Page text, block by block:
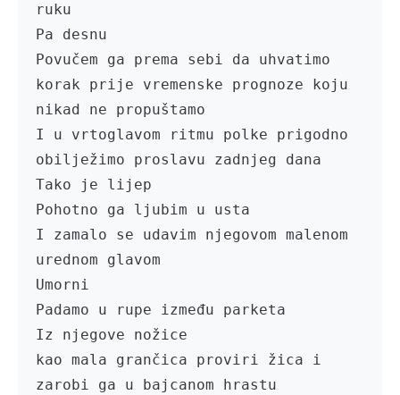
ruku
Pa desnu
Povučem ga prema sebi da uhvatimo
korak prije vremenske prognoze koju
nikad ne propuštamo
I u vrtoglavom ritmu polke prigodno
obilježimo proslavu zadnjeg dana
Tako je lijep
Pohotno ga ljubim u usta
I zamalo se udavim njegovom malenom
urednom glavom
Umorni
Padamo u rupe između parketa
Iz njegove nožice
kao mala grančica proviri žica i
zarobi ga u bajcanom hrastu